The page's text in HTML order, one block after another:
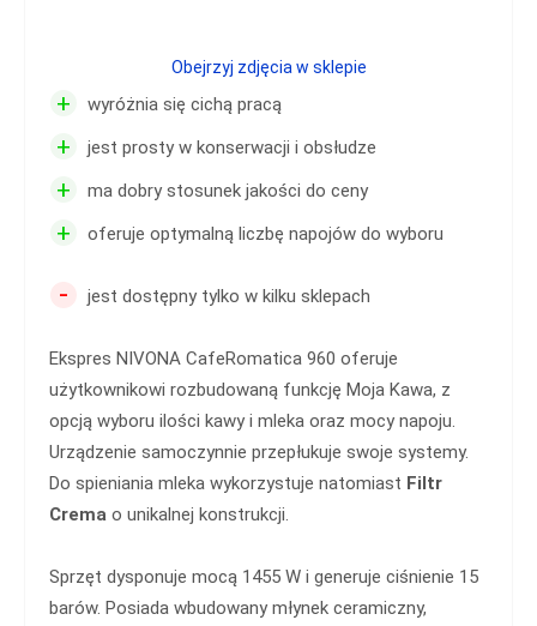
+ wyróżnia się cichą pracą
+ jest prosty w konserwacji i obsłudze
+ ma dobry stosunek jakości do ceny
+ oferuje optymalną liczbę napojów do wyboru
- jest dostępny tylko w kilku sklepach
Ekspres NIVONA CafeRomatica 960 oferuje
użytkownikowi rozbudowaną funkcję Moja Kawa, z
opcją wyboru ilości kawy i mleka oraz mocy napoju.
Urządzenie samoczynnie przepłukuje swoje systemy.
Do spieniania mleka wykorzystuje natomiast Filtr
Crema o unikalnej konstrukcji.
Sprzęt dysponuje mocą 1455 W i generuje ciśnienie 15
barów. Posiada wbudowany młynek ceramiczny,
Obejrzyj zdjęcia w sklepie